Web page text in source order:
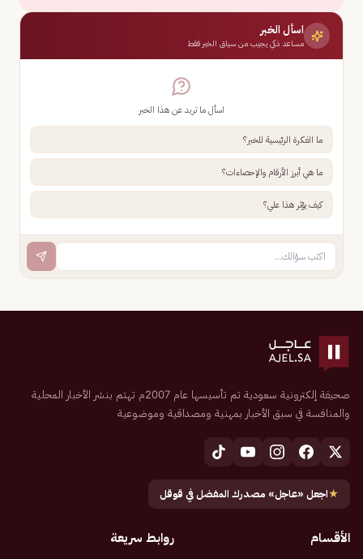
اسأل الخبر
مساعد ذكي يجيب من سياق الخبر فقط
اسأل ما تريد عن هذا الخبر
ما الفكرة الرئيسية للخبر؟
ما هي أبرز الأرقام والإحصاءات؟
كيف يؤثر هذا علي؟
صحيفة إلكترونية سعودية تم تأسيسها عام 2007م تهتم بنشر الأخبار المحلية
والمنافسة في سبق الأخبار بمهنية ومصداقية وموضوعية
★اجعل «عاجل» مصدرك المفضل في قوقل
الأقسام روابط سريعة